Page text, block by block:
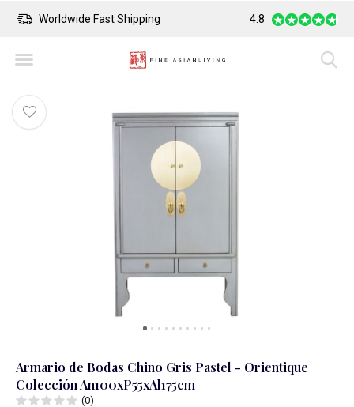
Worldwide Fast Shipping Safe Payment
4.8
Armario de Bodas Chino Gris Pastel - Orientique
Colección An100xP55xAl175cm
(0)